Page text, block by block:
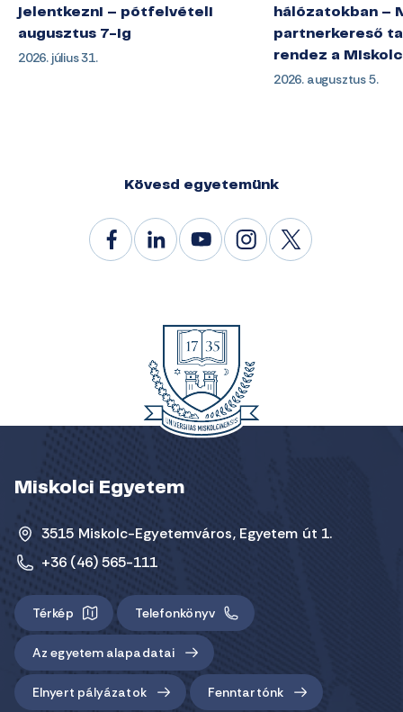
jelentkezni – pótfelvételi
augusztus 7-ig
2026. július 31.
hálózatokban –
partnerkereső
rendez a
2026. augusztus 5.
Kövesd egyetemünk
Miskolci Egyetem
3515 Miskolc-Egyetemváros, Egyetem út 1.
+36 (46) 565-111
Térkép Telefonkönyv
Az egyetem alapadatai
Elnyert pályázatok Fenntartónk